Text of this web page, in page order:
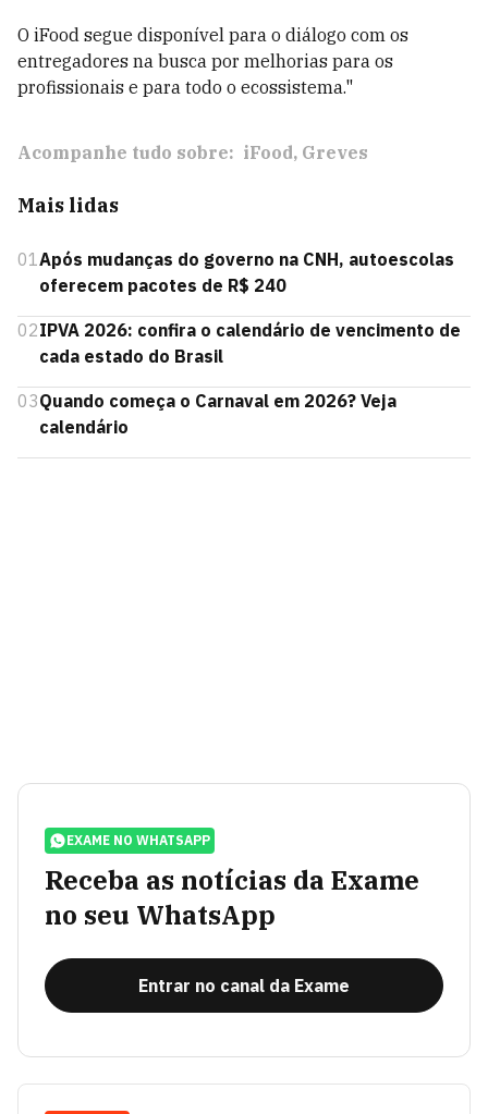
O iFood segue disponível para o diálogo com os
entregadores na busca por melhorias para os
profissionais e para todo o ecossistema."
Acompanhe tudo sobre: iFood Greves
Mais lidas
01Após mudanças do governo na CNH, autoescolas
oferecem pacotes de R$ 240
02IPVA 2026: confira o calendário de vencimento de
cada estado do Brasil
03Quando começa o Carnaval em 2026? Veja
calendário
EXAME NO WHATSAPP
Receba as notícias da Exame
no seu WhatsApp
Entrar no canal da Exame